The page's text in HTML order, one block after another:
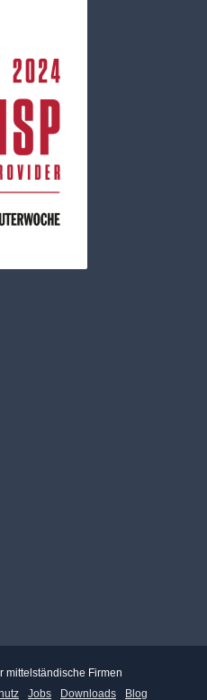
mittelständische Firmen
Jobs Downloads Blog